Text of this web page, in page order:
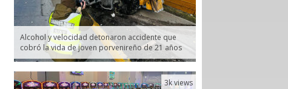
Alcohol y velocidad detonaron accidente que
cobró la vida de joven porvenireño de 21 años
3k views